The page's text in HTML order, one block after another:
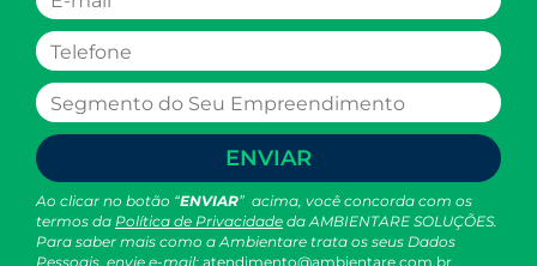
ENVIAR
Ao clicar no botão “ENVIAR” acima, você concorda com os
termos da Política de Privacidade da AMBIENTARE SOLUÇÕES.
Para saber mais como a Ambientare trata os seus Dados
Pessoais, envie e-mail: atendimento@ambientare.com.br